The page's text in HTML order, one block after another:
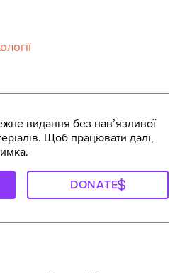
видання без навʼязливої
Щоб працювати далі,
DONATE